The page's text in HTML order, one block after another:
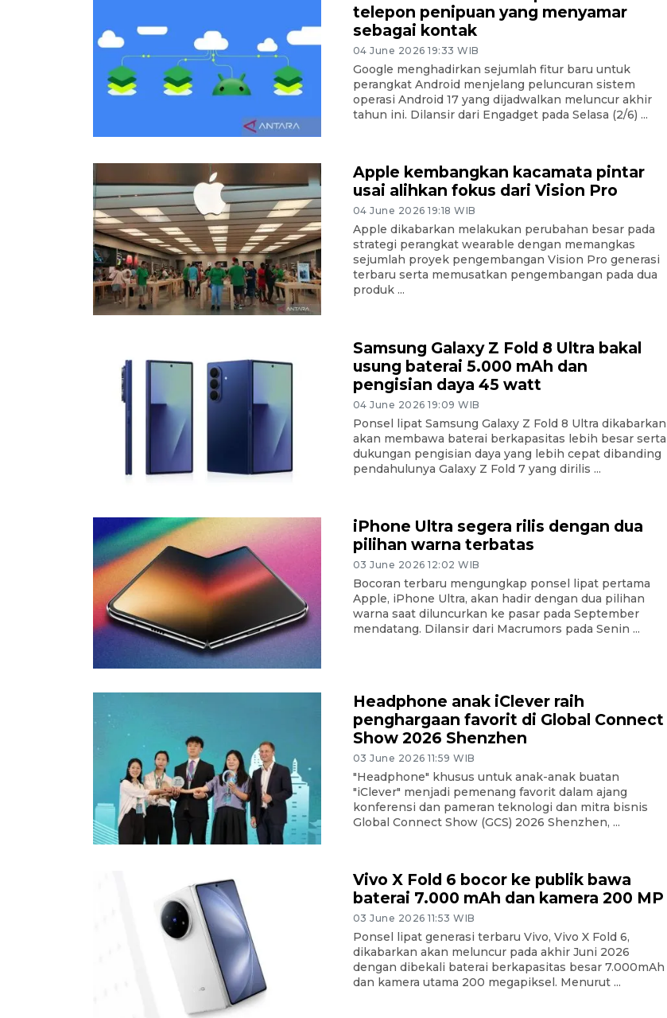
telepon penipuan yang menyamar
sebagai kontak
04 June 2026 19:33 WIB
Google menghadirkan sejumlah fitur baru untuk
perangkat Android menjelang peluncuran sistem
operasi Android 17 yang dijadwalkan meluncur akhir
tahun ini. Dilansir dari Engadget pada Selasa (2/6) ...
Apple kembangkan kacamata pintar
usai alihkan fokus dari Vision Pro
04 June 2026 19:18 WIB
Apple dikabarkan melakukan perubahan besar pada
strategi perangkat wearable dengan memangkas
sejumlah proyek pengembangan Vision Pro generasi
terbaru serta memusatkan pengembangan pada dua
produk ...
Samsung Galaxy Z Fold 8 Ultra bakal
usung baterai 5.000 mAh dan
pengisian daya 45 watt
04 June 2026 19:09 WIB
Ponsel lipat Samsung Galaxy Z Fold 8 Ultra dikabarkan
akan membawa baterai berkapasitas lebih besar serta
dukungan pengisian daya yang lebih cepat dibanding
pendahulunya Galaxy Z Fold 7 yang dirilis ...
iPhone Ultra segera rilis dengan dua
pilihan warna terbatas
03 June 2026 12:02 WIB
Bocoran terbaru mengungkap ponsel lipat pertama
Apple, iPhone Ultra, akan hadir dengan dua pilihan
warna saat diluncurkan ke pasar pada September
mendatang. Dilansir dari Macrumors pada Senin ...
Headphone anak iClever raih
penghargaan favorit di Global Connect
Show 2026 Shenzhen
03 June 2026 11:59 WIB
"Headphone" khusus untuk anak-anak buatan
"iClever" menjadi pemenang favorit dalam ajang
konferensi dan pameran teknologi dan mitra bisnis
Global Connect Show (GCS) 2026 Shenzhen, ...
Vivo X Fold 6 bocor ke publik bawa
baterai 7.000 mAh dan kamera 200 MP
03 June 2026 11:53 WIB
Ponsel lipat generasi terbaru Vivo, Vivo X Fold 6,
dikabarkan akan meluncur pada akhir Juni 2026
dengan dibekali baterai berkapasitas besar 7.000mAh
dan kamera utama 200 megapiksel. Menurut ...